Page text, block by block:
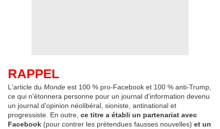
RAPPEL
L'article du Monde est 100 % pro-Facebook et 100 % anti-Trump,
ce qui n'étonnera personne pour un journal d'information devenu
un journal d'opinion néolibéral, sioniste, antinational et
progressiste. En outre, ce titre a établi un partenariat avec
Facebook (pour contrer les prétendues fausses nouvelles) et un